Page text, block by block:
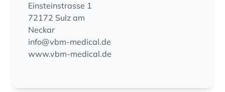
Einsteinstrasse 1
72172 Sulz am
Neckar
info@vbm-medical.de
www.vbm-medical.de